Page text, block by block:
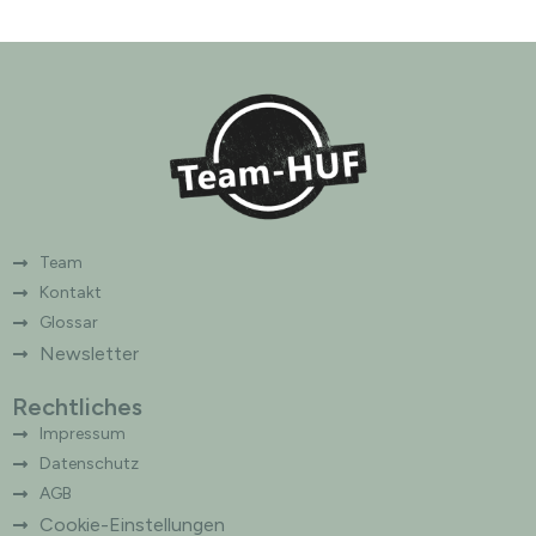
n
Team
Kontakt
Glossar
Newsletter
Rechtliches
Impressum
Datenschutz
AGB
Cookie-Einstellungen